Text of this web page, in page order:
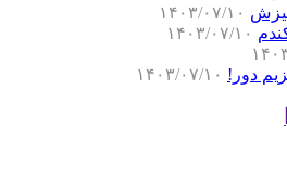
۱۴۰۳/۰۷/۱۰
۱۴۰۳/۰۷/۱۰
۱۰
دور! ۱۴۰۳/۰۷/۱۰